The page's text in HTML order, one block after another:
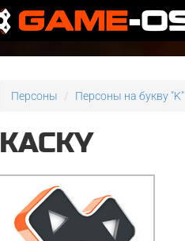
Персоны Персоны на букву "K"
KACKY